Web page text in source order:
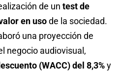
de un test de
en usode la sociedad.
una proyección de
negocio audiovisual,
(WACC) del 8,3%y